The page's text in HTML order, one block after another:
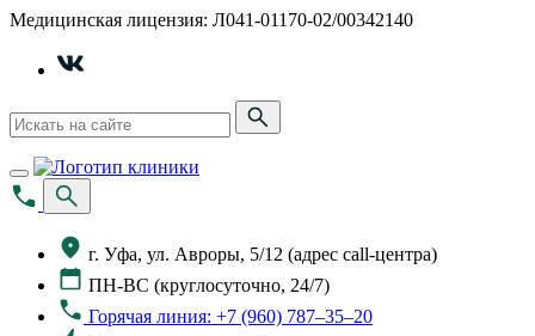
Медицинская лицензия: Л041-01170-02/00342140
г. Уфа, ул. Авроры, 5/12 (адрес call-центра)
ПН-ВС (круглосуточно, 24/7)
Горячая линия: +7 (960) 787–35–20